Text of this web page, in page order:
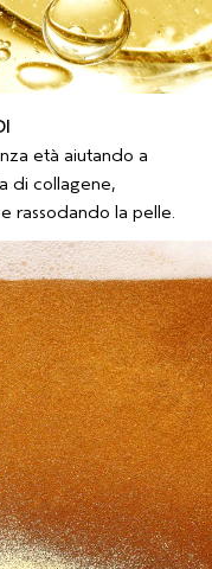
età aiutando a
di collagene,
rassodando la pelle.